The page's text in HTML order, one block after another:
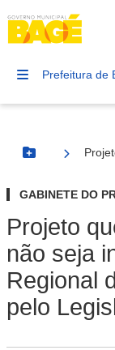
Prefeitura de
Botão Menu
GABINETE DO
Projeto
não seja
Regional
pelo